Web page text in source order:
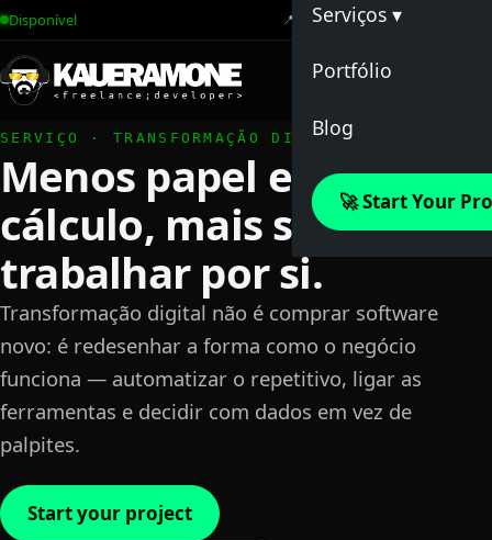
Disponível 📍 Portugal, UE ·CET
Serviços ▾
Desenvolvimento
Soluções SaaS
Apps Móveis
E-commerce
Consultoria
Portfólio
Blog
🚀 Start Your
SERVIÇO · TRANSFORMAÇÃO DIGITAL
Menos papel e folhas de
cálculo, mais sistemas a
trabalhar por si.
Transformação digital não é comprar software
novo: é redesenhar a forma como o negócio
funciona — automatizar o repetitivo, ligar as
ferramentas e decidir com dados em vez de
palpites.
Start your project